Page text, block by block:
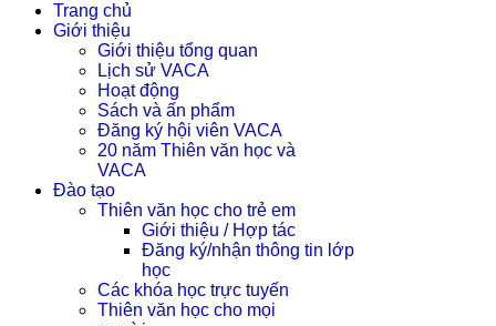
Trang chủ
Giới thiệu
Giới thiệu tổng quan
Lịch sử VACA
Hoạt động
Sách và ấn phẩm
Đăng ký hội viên VACA
20 năm Thiên văn học và
VACA
Đào tạo
Thiên văn học cho trẻ em
Giới thiệu / Hợp tác
Đăng ký/nhận thông tin lớp
học
Các khóa học trực tuyến
Thiên văn học cho mọi